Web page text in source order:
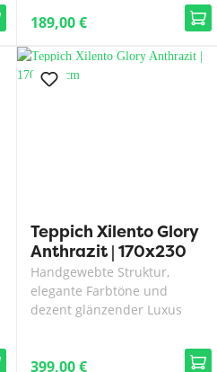
189,00 €
Teppich Xilento Glory
Anthrazit | 170x230
cm
Handgewebte Struktur,
elegante Farbtöne und
dezent glänzender Luxus
399,00 €